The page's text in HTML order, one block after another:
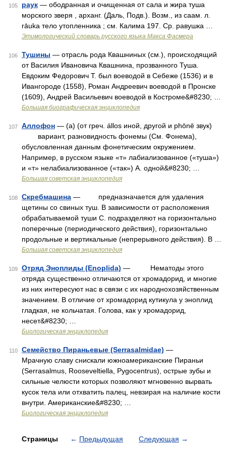
105 раук — ободранная и очищенная от сала и жира туша
морского зверя , арханг. (Даль, Подв.). Возм., из саам. л.
rāukа тело утопленника ; см. Калима 197. Ср. равушка …
Этимологический словарь русского языка Макса Фасмера
106 Тушины — отрасль рода Квашниных (см.), происходящий
от Василия Ивановича Квашнина, прозванного Туша.
Евдоким Федорович Т. был воеводой в Себеже (1536) и в
Ивангороде (1558), Роман Андреевич воеводой в Пронске
(1609), Андрей Васильевич воеводой в Костроме&#8230; …
Большая биографическая энциклопедия
107 Аллофон — (а) (от греч. állos иной, другой и phōnē звук)
вариант, разновидность фонемы (См. Фонема),
обусловленная данным фонетическим окружением.
Например, в русском языке «т» лабиализованное («туша»)
и «т» нелабиализованное («так») А. одной&#8230; …
Большая советская энциклопедия
108 Скребмашина — предназначается для удаления
щетины со свиных туш. В зависимости от расположения
обрабатываемой туши С. подразделяют на горизонтально
поперечные (периодического действия), горизонтально
продольные и вертикальные (непрерывного действия). В …
Большая советская энциклопедия
109 Отряд Эноплиды (Enoplida) — Нематоды этого
отряда существенно отличаются от хромадорид, и многие
из них интересуют нас в связи с их народнохозяйственным
значением. В отличие от хромадорид кутикула у эноплид
гладкая, не кольчатая. Голова, как у хромадорид,
несет&#8230; …
Биологическая энциклопедия
110 Семейство Пираньевые (Serrasalmidae) —
Мрачную славу снискали южноамериканские Пираньи
(Serrasalmus, Rooseveltiella, Pygocentrus), острые зубы и
сильные челюсти которых позволяют мгновенно вырвать
кусок тела или отхватить палец, невзирая на наличие кости
внутри. Американские&#8230; …
Биологическая энциклопедия
Страницы ← Предыдущая Следующая →